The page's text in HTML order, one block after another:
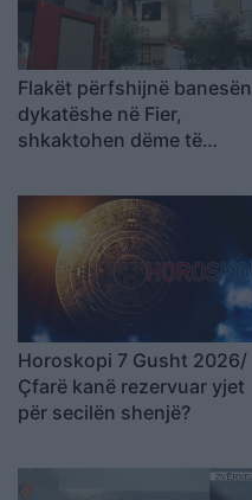
Flakët përfshijnë banesën
dykatëshe në Fier,
shkaktohen dëme të
Horoskopi 7 Gusht 2026/
Çfarë kanë rezervuar yjet
për secilën shenjë?